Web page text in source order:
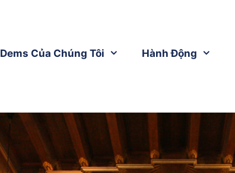
Dems Của Chúng Tôi Hành Động